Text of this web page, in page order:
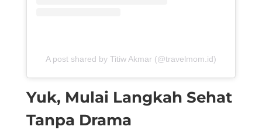
A post shared by Titiw Akmar (@travelmom.id)
Yuk, Mulai Langkah Sehat
Tanpa Drama